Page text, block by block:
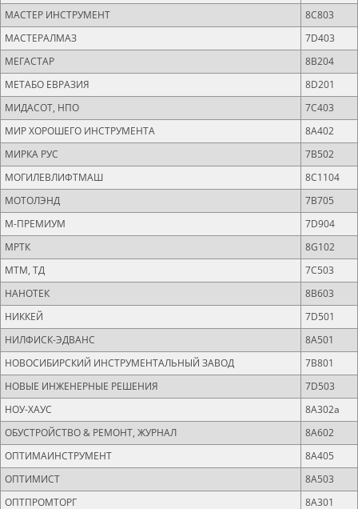
МАСТЕР ИНСТРУМЕНТ
8C803
МАСТЕРАЛМАЗ
7D403
МЕГАСТАР
8B204
МЕТАБО ЕВРАЗИЯ
8D201
МИДАСОТ, НПО
7C403
МИР ХОРОШЕГО ИНСТРУМЕНТА
8А402
МИРКА РУС
7B502
МОГИЛЕВЛИФТМАШ
8C1104
МОТОЛЭНД
7B705
M-ПРЕМИУМ
7D904
МРТК
8G102
МТМ, ТД
7C503
НАНОТЕК
8B603
НИККЕЙ
7D501
НИЛФИСК-ЭДВАНС
8A501
НОВОСИБИРСКИЙ ИНСТРУМЕНТАЛЬНЫЙ ЗАВОД
7B801
НОВЫЕ ИНЖЕНЕРНЫЕ РЕШЕНИЯ
7D503
НОУ-ХАУС
8А302а
OБУСТРОЙСТВО & РЕМОНТ, ЖУРНАЛ
8А602
ОПТИМАИНСТРУМЕНТ
8А405
ОПТИМИСТ
8А503
ОПТПРОМТОРГ
8A301